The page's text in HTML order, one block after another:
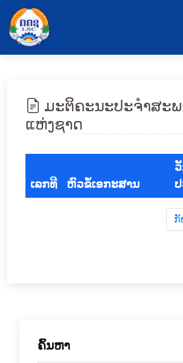
ມະຕິຄະນະປະຈຳສະພ
ແຫ່ງຊາດ
ເລກທີ ຫົວຂໍ້ເອກະສານ
ກັ
ຄົ້ນຫາ